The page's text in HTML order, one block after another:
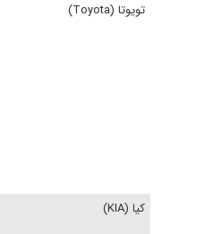
تویوتا (Toyota)
کیا (KIA)